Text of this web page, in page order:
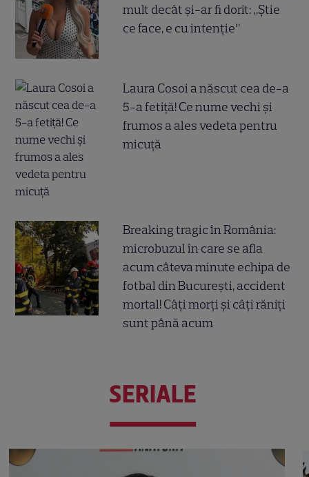
mult decât și-ar fi dorit: „Știe
ce face, e cu intenție”
Laura Cosoi a născut cea de-a
5-a fetiță! Ce nume vechi și
frumos a ales vedeta pentru
micuță
Breaking tragic în România:
microbuzul în care se afla
acum câteva minute echipa de
fotbal din București, accident
mortal! Câți morți și câți răniți
sunt până acum
SERIALE